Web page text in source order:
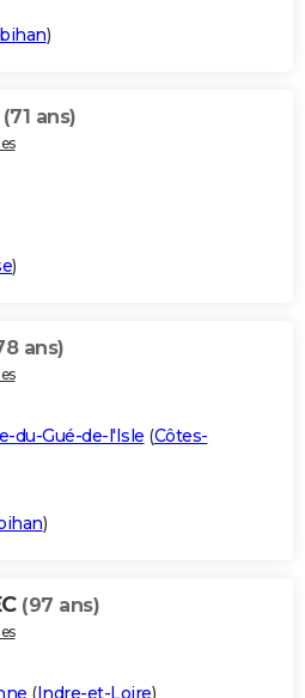
)
(71 ans)
)
ans)
du-Gué-de-l'Isle (Côtes-
)
(97 ans)
(Indre-et-Loire)